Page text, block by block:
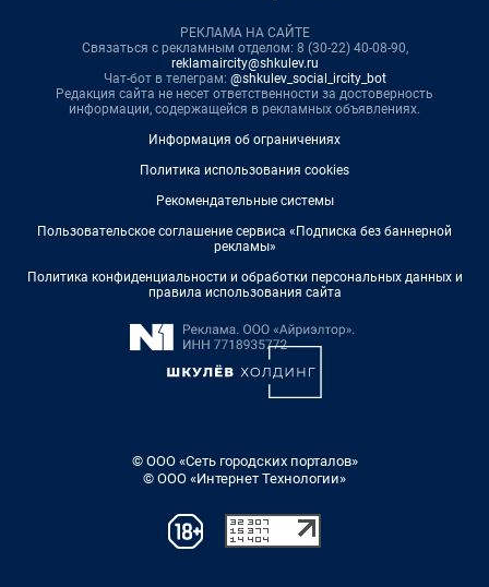
РЕКЛАМА НА САЙТЕ
Связаться с рекламным отделом: 8 (30-22) 40-08-90,
reklamaircity@shkulev.ru
Чат-бот в телеграм: @shkulev_social_ircity_bot
Редакция сайта не несет ответственности за достоверность
информации, содержащейся в рекламных объявлениях.
Информация об ограничениях
Политика использования cookies
Рекомендательные системы
Пользовательское соглашение сервиса «Подписка без баннерной
рекламы»
Политика конфиденциальности и обработки персональных данных и
правила использования сайта
© ООО «Сеть городских порталов»
© ООО «Интернет Технологии»